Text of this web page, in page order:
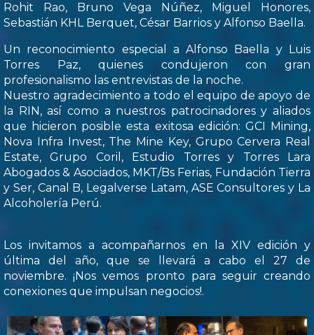
Rohit Rao, Bruno Vega Núñez, Miguel Honores,
Sebastián KHL Berquet, César Barrios y Alfonso Baella.
Un reconocimiento especial a Alfonso Baella y Luis
Torres Paz, quienes condujeron con gran
profesionalismo las entrevistas de la noche.
Nuestro agradecimiento a todo el equipo de apoyo de
la RIN, así como a nuestros patrocinadores y aliados
que hicieron posible esta exitosa edición: GCI Mining,
Nova Infra Invest, The Mine Key, Grupo Cervera Real
Estate, Grupo Coril, Estudio Torres y Torres Lara
Abogados & Asociados, MKT/Bs Ferias, Fundación Tierra
y Ser, Canal B, Legalverse Latam, ASE Consultores y La
Alcoholería Perú.
Los invitamos a acompañarnos en la XIV edición y
última del año, que se llevará a cabo el 27 de
noviembre. ¡Nos vemos pronto para seguir creando
conexiones que impulsan negocios!.